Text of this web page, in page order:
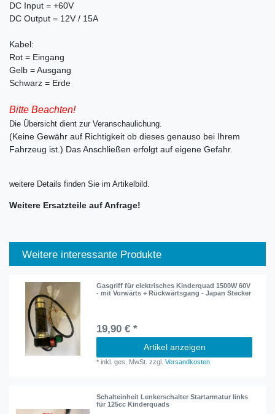
DC Input = +60V
DC Output = 12V / 15A
Kabel:
Rot = Eingang
Gelb = Ausgang
Schwarz = Erde
Bitte Beachten!
Die Übersicht dient zur Veranschaulichung.
(Keine Gewähr auf Richtigkeit ob dieses genauso bei Ihrem
Fahrzeug ist.) Das Anschließen erfolgt auf eigene Gefahr.
weitere Details finden Sie im Artikelbild.
Weitere Ersatzteile auf Anfrage!
Weitere interessante Produkte
Gasgriff für elektrisches Kinderquad 1500W 60V
- mit Vorwärts + Rückwärtsgang - Japan Stecker
19,90 € *
Artikel anzeigen
*inkl. ges. MwSt. zzgl.Versandkosten
Schalteinheit Lenkerschalter Startarmatur links
für 125cc Kinderquads